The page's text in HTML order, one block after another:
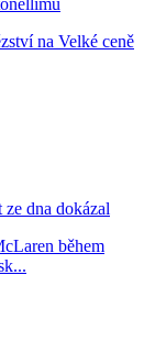
na Velké ceně
dna dokázal
během